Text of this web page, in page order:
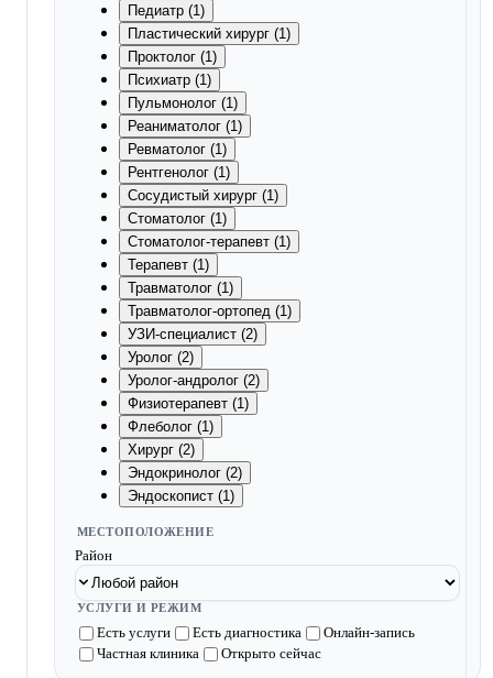
Педиатр (1)
Пластический хирург (1)
Проктолог (1)
Психиатр (1)
Пульмонолог (1)
Реаниматолог (1)
Ревматолог (1)
Рентгенолог (1)
Сосудистый хирург (1)
Стоматолог (1)
Стоматолог-терапевт (1)
Терапевт (1)
Травматолог (1)
Травматолог-ортопед (1)
УЗИ-специалист (2)
Уролог (2)
Уролог-андролог (2)
Физиотерапевт (1)
Флеболог (1)
Хирург (2)
Эндокринолог (2)
Эндоскопист (1)
МЕСТОПОЛОЖЕНИЕ
Район
УСЛУГИ И РЕЖИМ
Есть услуги Есть диагностика
Онлайн-запись
Частная клиника
Открыто сейчас